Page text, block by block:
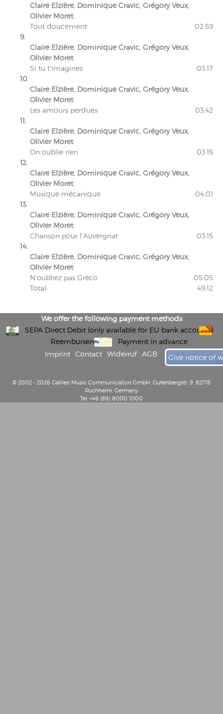
Claire Elzière, Dominique Cravic, Grégory Veux,
Olivier Moret
Tout doucement
02:59
9.
Claire Elzière, Dominique Cravic, Grégory Veux,
Olivier Moret
Si tu t'imagines
03:17
10.
Claire Elzière, Dominique Cravic, Grégory Veux,
Olivier Moret
Les amours perdues
03:42
11.
Claire Elzière, Dominique Cravic, Grégory Veux,
Olivier Moret
On oublie rien
03:15
12.
Claire Elzière, Dominique Cravic, Grégory Veux,
Olivier Moret
Musique mécanique
04:01
13.
Claire Elzière, Dominique Cravic, Grégory Veux,
Olivier Moret
Chanson pour l'Auvergnat
03:15
14.
Claire Elzière, Dominique Cravic, Grégory Veux,
Olivier Moret
N'oubliez pas Gréco
05:05
Total:
49:12
We offer the following payment methods
SEPA Direct Debit (only available for EU bank accounts)
Reembursement
Payment in advance
Imprint
Contact Widerruf AGB Give notice of
© 2002 - 2026 Galileo Music Communication GmbH, Gutenbergstr. 9, 82178
Puchheim, Germany
Tel: +49 (89) 8000 1000